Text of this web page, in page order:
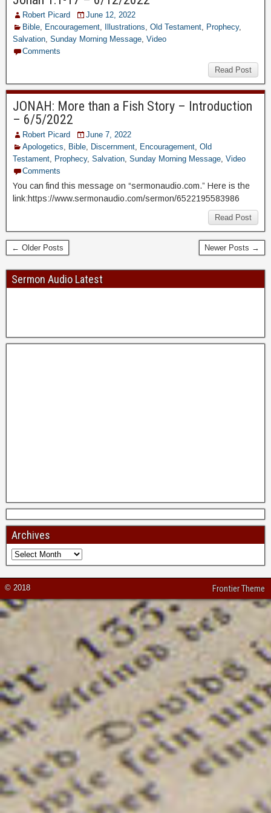
Robert Picard
June 12, 2022
Bible Encouragement Illustrations Old Testament Prophecy,
Salvation Sunday Morning Message Video
Comments
Read Post
JONAH: More than a Fish Story – Introduction
– 6/5/2022
Robert Picard
June 7, 2022
Apologetics
Bible Discernment Encouragement Old
Testament Prophecy, Salvation Sunday Morning Message Video
Comments
You can find this message on “sermonaudio.com.” Here is the
link:https://www.sermonaudio.com/sermon/6522195583986
Read Post
← Older Posts Newer Posts →
Sermon Audio Latest
Archives
© 2018 Frontier Theme